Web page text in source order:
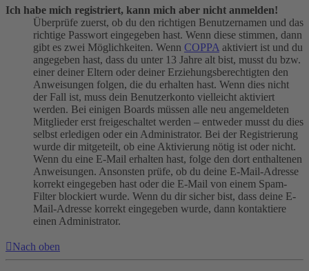
Ich habe mich registriert, kann mich aber nicht anmelden!
Überprüfe zuerst, ob du den richtigen Benutzernamen und das
richtige Passwort eingegeben hast. Wenn diese stimmen, dann
gibt es zwei Möglichkeiten. Wenn COPPA aktiviert ist und du
angegeben hast, dass du unter 13 Jahre alt bist, musst du bzw.
einer deiner Eltern oder deiner Erziehungsberechtigten den
Anweisungen folgen, die du erhalten hast. Wenn dies nicht
der Fall ist, muss dein Benutzerkonto vielleicht aktiviert
werden. Bei einigen Boards müssen alle neu angemeldeten
Mitglieder erst freigeschaltet werden – entweder musst du dies
selbst erledigen oder ein Administrator. Bei der Registrierung
wurde dir mitgeteilt, ob eine Aktivierung nötig ist oder nicht.
Wenn du eine E-Mail erhalten hast, folge den dort enthaltenen
Anweisungen. Ansonsten prüfe, ob du deine E-Mail-Adresse
korrekt eingegeben hast oder die E-Mail von einem Spam-
Filter blockiert wurde. Wenn du dir sicher bist, dass deine E-
Mail-Adresse korrekt eingegeben wurde, dann kontaktiere
einen Administrator.
Nach oben